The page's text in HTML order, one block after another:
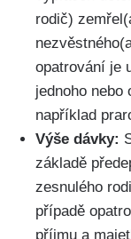
rodič)
opatrování je
jednoho nebo
například
Výše dávky:
základě
zesnulého
případě
příjmu a